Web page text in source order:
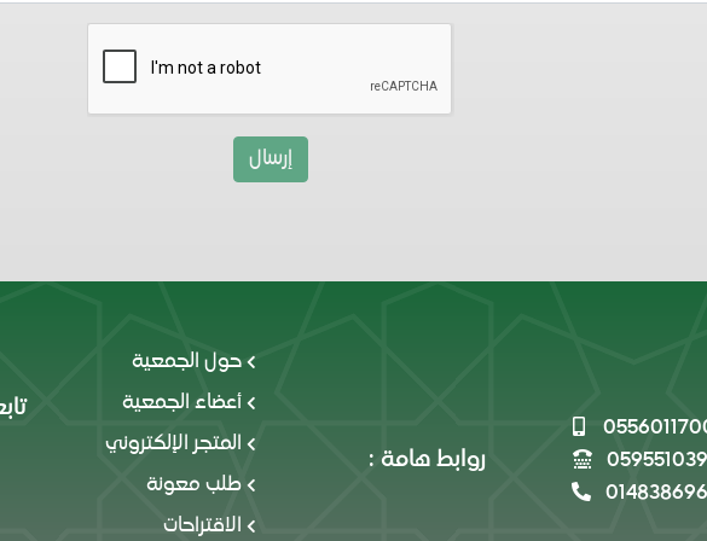
روابط هامة :
حول الجمعية
أعضاء الجمعية
المتجر الإلكتروني
طلب معونة
الاقتراحات